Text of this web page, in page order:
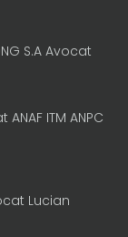
S.A Avocat
ITM ANPC
Lucian